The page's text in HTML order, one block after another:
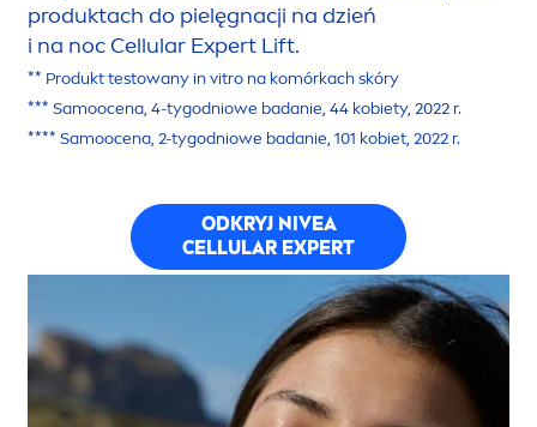
produktach do pielęgnacji na dzień
i na noc Cellular Expert Lift.
** Produkt testowany in vitro na komórkach skóry
*** Samoocena, 4-tygodniowe badanie, 44 kobiety, 2022 r.
**** Samoocena, 2-tygodniowe badanie, 101 kobiet, 2022 r.
ODKRYJ NIVEA
CELLULAR EXPERT